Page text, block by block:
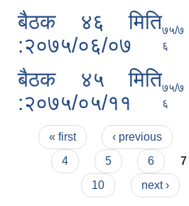
बैठक ४६ मिति
:२०७५/०६/०७
७५/७
६
बैठक ४५ मिति
:२०७५/०५/११
७५/७
६
Pages
« first ‹ previous
4
5 6 7
10
next ›